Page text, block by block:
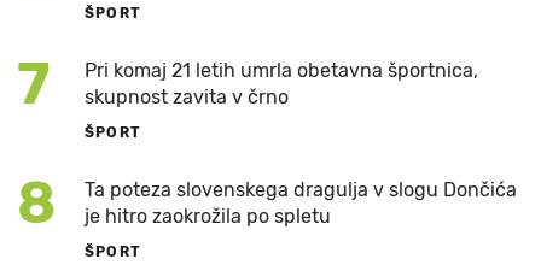
ŠPORT
7
Pri komaj 21 letih umrla obetavna športnica,
skupnost zavita v črno
ŠPORT
8
Ta poteza slovenskega dragulja v slogu Dončića
je hitro zaokrožila po spletu
ŠPORT